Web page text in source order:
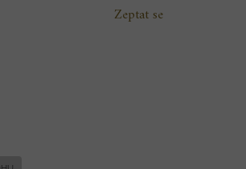
Zeptat se